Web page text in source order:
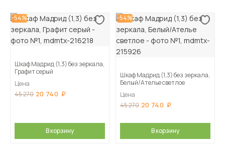
-54%
Шкаф Мадрид (1,3) без зеркала,
Графит серый
Цена
45 270 20 740
В корзину
-54%
Шкаф Мадрид (1,3) без зеркала,
Белый/Ателье светлое
Цена
45 270 20 740
В корзину